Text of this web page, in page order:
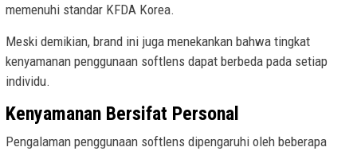
memenuhi standar KFDA Korea.
Meski demikian, brand ini juga menekankan bahwa tingkat
kenyamanan penggunaan softlens dapat berbeda pada setiap
individu.
Kenyamanan Bersifat Personal
Pengalaman penggunaan softlens dipengaruhi oleh beberapa